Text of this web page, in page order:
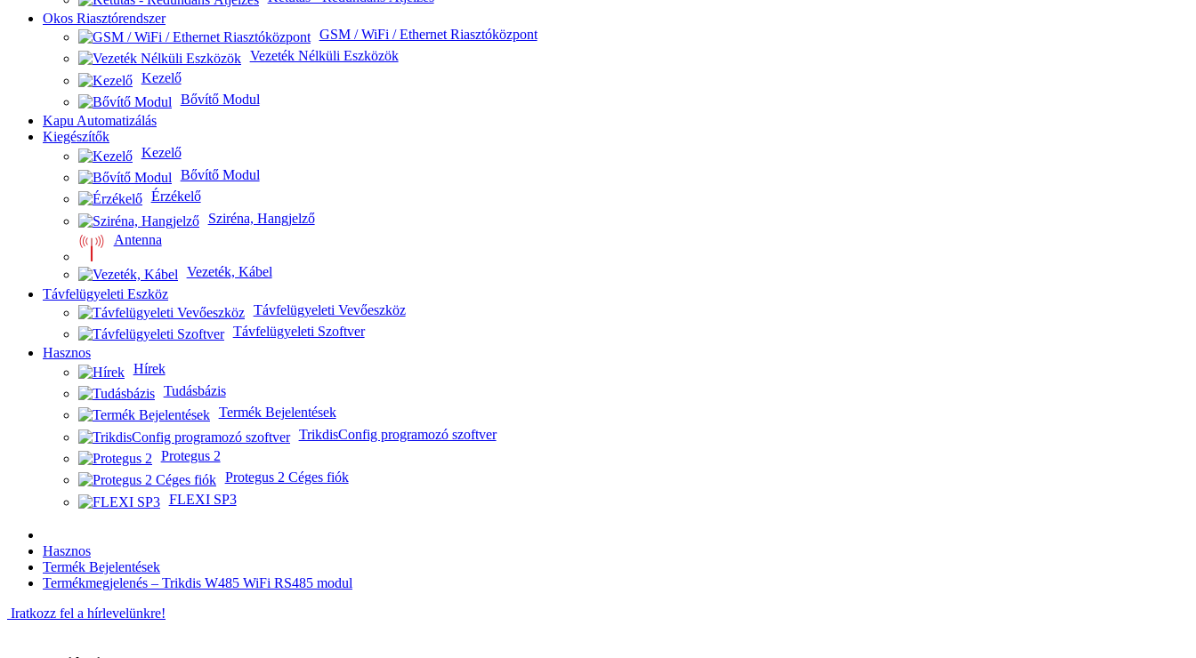
Okos Riasztórendszer
GSM / WiFi / Ethernet Riasztóközpont
Vezeték Nélküli Eszközök
Kezelő
Bővítő Modul
Kapu Automatizálás
Kiegészítők
Kezelő
Bővítő Modul
Érzékelő
Sziréna, Hangjelző
Antenna
Vezeték, Kábel
Távfelügyeleti Eszköz
Távfelügyeleti Vevőeszköz
Távfelügyeleti Szoftver
Hasznos
Hírek
Tudásbázis
Termék Bejelentések
TrikdisConfig programozó szoftver
Protegus 2
Protegus 2 Céges fiók
FLEXI SP3
Hasznos
Termék Bejelentések
Termékmegjelenés – Trikdis W485 WiFi RS485 modul
Iratkozz fel a hírlevelünkre!